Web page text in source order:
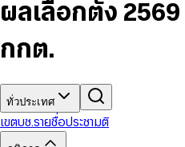
8 6
8
9
7
9
6
8
9
ผลเลือกตั้ง
กกต.
ทั่วประเทศ
เขตบช.รายชื่อประชามติ